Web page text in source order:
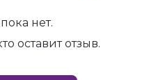
нет.
оставит отзыв.